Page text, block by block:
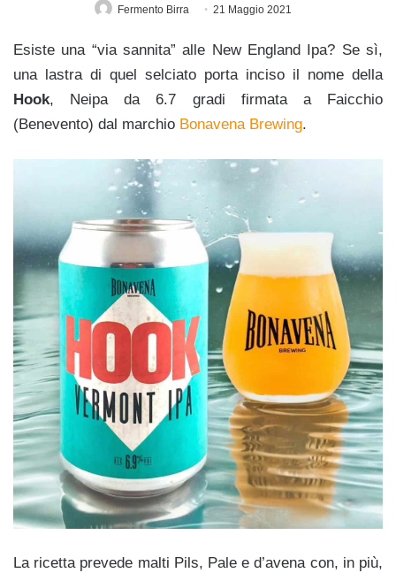
Fermento Birra 21 Maggio 2021
Esiste una “via sannita” alle New England Ipa? Se sì,
una lastra di quel selciato porta inciso il nome della
Hook, Neipa da 6.7 gradi firmata a Faicchio
(Benevento) dal marchio Bonavena Brewing.
La ricetta prevede malti Pils, Pale e d’avena con, in più,